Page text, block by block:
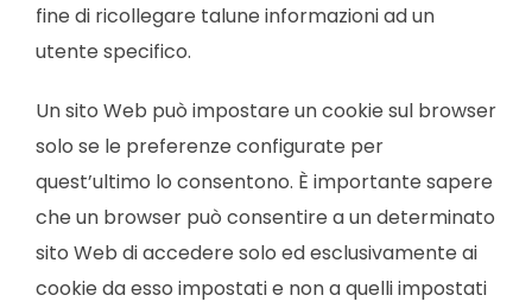
fine di ricollegare talune informazioni ad un
utente specifico.
Un sito Web può impostare un cookie sul browser
solo se le preferenze configurate per
quest’ultimo lo consentono. È importante sapere
che un browser può consentire a un determinato
sito Web di accedere solo ed esclusivamente ai
cookie da esso impostati e non a quelli impostati